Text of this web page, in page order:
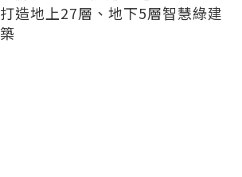
打造地上27層、地下5層智慧綠建
築